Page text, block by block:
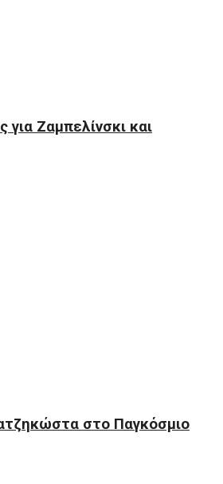
για Ζαμπελίνσκι και
στο Παγκόσμιο